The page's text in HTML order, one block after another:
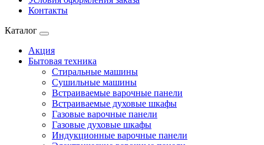
Контакты
Каталог
Акция
Бытовая техника
Стиральные машины
Сушильные машины
Встраиваемые варочные панели
Встраиваемые духовые шкафы
Газовые варочные панели
Газовые духовые шкафы
Индукционные варочные панели